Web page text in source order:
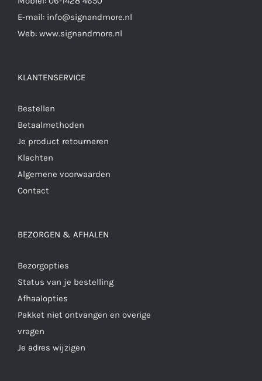
E-mail: info@signandmore.nl
Web: www.signandmore.nl
KLANTENSERVICE
Bestellen
Betaalmethoden
Je product retourneren
Klachten
Algemene voorwaarden
Contact
BEZORGEN & AFHALEN
Bezorgopties
Status van je bestelling
Afhaalopties
Pakket niet ontvangen en overige
vragen
Je adres wijzigen